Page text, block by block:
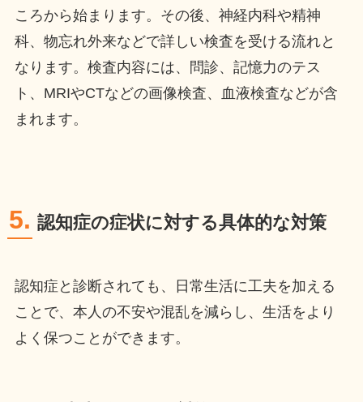
ころから始まります。その後、神経内科や精神
科、物忘れ外来などで詳しい検査を受ける流れと
なります。検査内容には、問診、記憶力のテス
ト、MRIやCTなどの画像検査、血液検査などが含
まれます。
5. 認知症の症状に対する具体的な対策
認知症と診断されても、日常生活に工夫を加える
ことで、本人の不安や混乱を減らし、生活をより
よく保つことができます。